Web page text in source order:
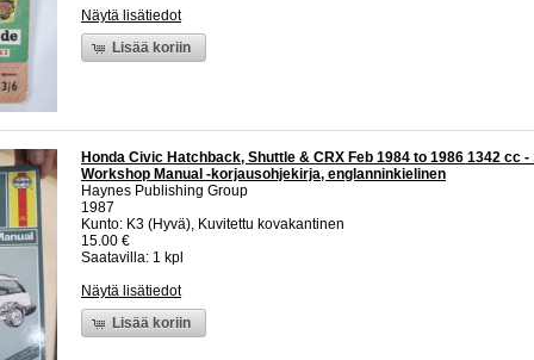
Näytä lisätiedot
Lisää koriin
Honda Civic Hatchback, Shuttle & CRX Feb 1984 to 1986 1342 cc
Workshop Manual -korjausohjekirja, englanninkielinen
Haynes Publishing Group
1987
Kunto: K3 (Hyvä), Kuvitettu kovakantinen
15.00 €
Saatavilla: 1 kpl
Näytä lisätiedot
Lisää koriin